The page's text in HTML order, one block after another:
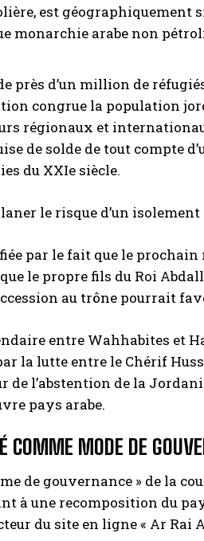
est géographiquement
monarchie arabe non
près d’un million de
congrue la population
régionaux et
de solde de tout compte
du XXIe siècle.
le risque d’un
par le fait que le prochain
le propre fils du Roi
au trône pourrait
entre Wahhabites et
la lutte entre le Chérif
de l’abstention de la
pays arabe.
COMME MODE DE
de gouvernance » de la
à une recomposition du
du site en ligne « Ar Rai